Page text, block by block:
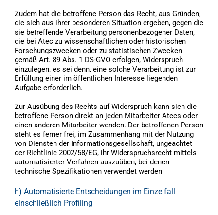
Zudem hat die betroffene Person das Recht, aus Gründen,
die sich aus ihrer besonderen Situation ergeben, gegen die
sie betreffende Verarbeitung personenbezogener Daten,
die bei Atec zu wissenschaftlichen oder historischen
Forschungszwecken oder zu statistischen Zwecken
gemäß Art. 89 Abs. 1 DS-GVO erfolgen, Widerspruch
einzulegen, es sei denn, eine solche Verarbeitung ist zur
Erfüllung einer im öffentlichen Interesse liegenden
Aufgabe erforderlich.
Zur Ausübung des Rechts auf Widerspruch kann sich die
betroffene Person direkt an jeden Mitarbeiter Atecs oder
einen anderen Mitarbeiter wenden. Der betroffenen Person
steht es ferner frei, im Zusammenhang mit der Nutzung
von Diensten der Informationsgesellschaft, ungeachtet
der Richtlinie 2002/58/EG, ihr Widerspruchsrecht mittels
automatisierter Verfahren auszuüben, bei denen
technische Spezifikationen verwendet werden.
h) Automatisierte Entscheidungen im Einzelfall
einschließlich Profiling